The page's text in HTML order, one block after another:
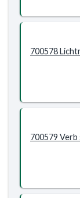
700578
700579